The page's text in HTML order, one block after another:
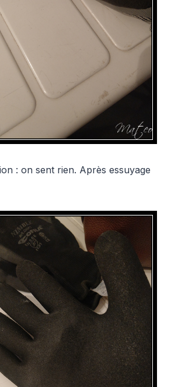
: on sent rien. Après essuyage